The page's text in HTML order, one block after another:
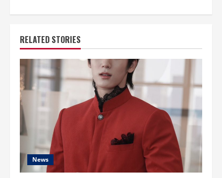
RELATED STORIES
News